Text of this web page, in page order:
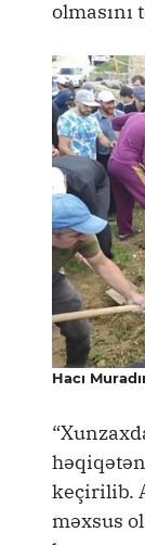
olmasını
Hacı
keçirilib.
məxsus